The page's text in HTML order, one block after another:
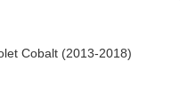
Cobalt (2013-2018)